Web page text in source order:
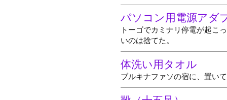
パソコン用電源アダ
トーゴでカミナリ停電が起こ
いのは捨てた。
体洗い用タオル
ブルキナファソの宿に、置い